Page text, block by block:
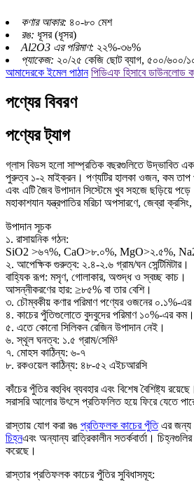
কণার আকার: ৪০-৮০ মেশ
রঙ: ধূসর (ধূসর)
Al2O3 এর পরিমাণ: ২২%-৩৬%
প্যাকেজ: ২০/২৫ কেজি ছোট ব্যাগ, ৫০০/৬০০/
আমাদেরকে ইমেল পাঠান পিডিএফ হিসাবে ডাউনলোড
পণ্যের বিবরণ
পণ্যের ট্যাগ
গ্লাস বিডস হলো সাম্প্রতিক বছরগুলিতে উদ্ভাবিত এক
পুরুত্ব ১-২ মাইক্রন। পণ্যটির হালকা ওজন, কম তাপ
এবং এটি জৈব উপাদান সিস্টেমে খুব সহজে ছড়িয়ে
মহাকাশযান যন্ত্রপাতির মরিচা অপসারণে, জেব্রা
উপাদান সূচক
১. রাসায়নিক গঠন:
SiO2 >৬৭%, CaO>৮.০%, MgO>২.৫%,
২. আপেক্ষিক গুরুত্ব: ২.৪-২.৬ গ্রাম/ঘন সেন্টিমিটার।
বাহ্যিক রূপ: মসৃণ, গোলাকার, অশুদ্ধ ও স্বচ্ছ কাচ।
আসন্নীকরণের হার: ≥৮৫% বা তার বেশি।
৩. চৌম্বকীয় কণার পরিমাণ পণ্যের ওজনের ০.১%-এর
৪. কাচের পুঁতিগুলোতে বুদবুদের পরিমাণ ১০%-এর কম।
৫. এতে কোনো সিলিকন রেজিন উপাদান নেই।
৬. স্থূল ঘনত্ব: ১.৫ গ্রাম/সেমি³
৭. মোহস কাঠিন্য: ৬-৭
৮. রকওয়েল কাঠিন্য: ৪৮-৫২ এইচআরসি
কাঁচের পুঁতির বহুবিধ ব্যবহার এবং বিশেষ বৈশিষ্ট্য
সরাসরি আলোর উৎসে প্রতিফলিত হয়ে ফিরে যেতে
রাস্তায় যোগ করা রঙ প্রতিফলক কাচের পুঁতিএর জন্য
চিহ্নএবং অন্যান্য রাত্রিকালীন সতর্কবার্তা।
করেছে।
রাস্তার প্রতিফলক কাচের পুঁতির সুবিধাসমূহ: